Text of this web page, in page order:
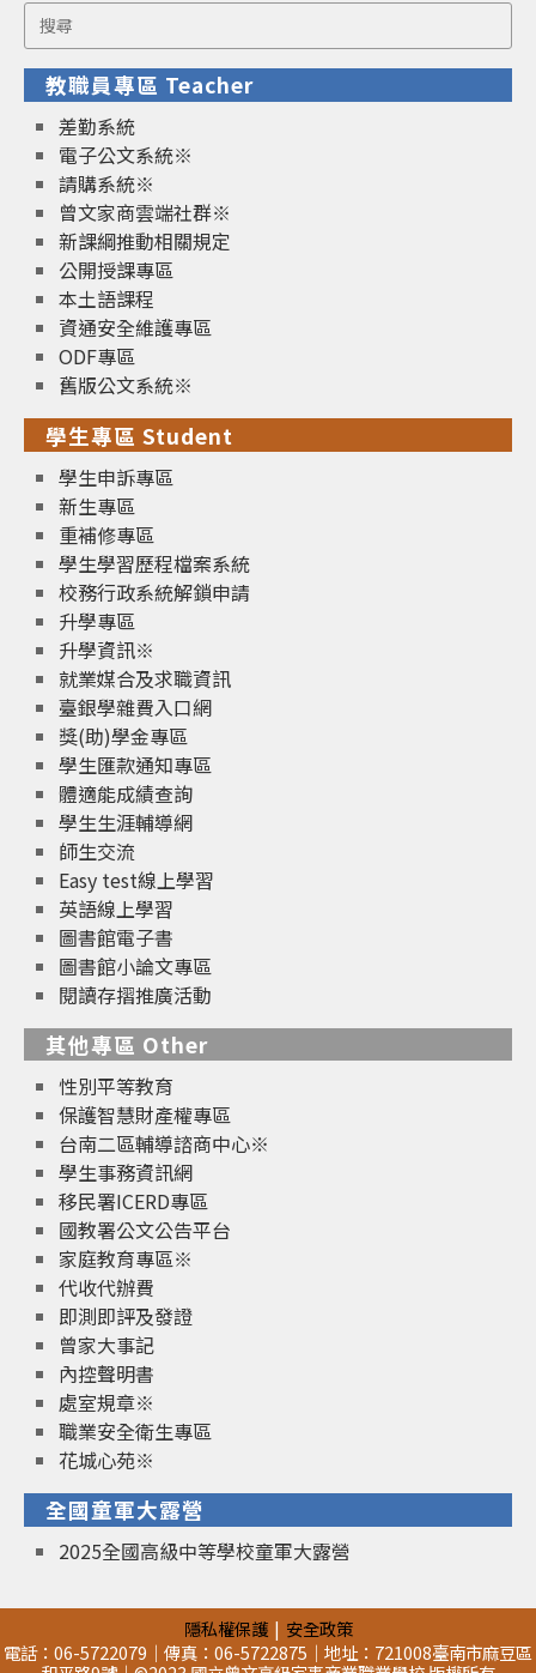
Search
for:
教職員專區 Teacher
差勤系統
電子公文系統※
請購系統※
曾文家商雲端社群※
新課綱推動相關規定
公開授課專區
本土語課程
資通安全維護專區
ODF專區
舊版公文系統※
學生專區 Student
學生申訴專區
新生專區
重補修專區
學生學習歷程檔案系統
校務行政系統解鎖申請
升學專區
升學資訊※
就業媒合及求職資訊
臺銀學雜費入口網
獎(助)學金專區
學生匯款通知專區
體適能成績查詢
學生生涯輔導網
師生交流
Easy test線上學習
英語線上學習
圖書館電子書
圖書館小論文專區
閱讀存摺推廣活動
其他專區 Other
性別平等教育
保護智慧財產權專區
台南二區輔導諮商中心※
學生事務資訊網
移民署ICERD專區
國教署公文公告平台
家庭教育專區※
代收代辦費
即測即評及發證
曾家大事記
內控聲明書
處室規章※
職業安全衛生專區
花城心苑※
全國童軍大露營
2025全國高級中等學校童軍大露營
隱私權保護
安全政策
電話：06-5722079｜傳真：06-5722875｜地址：721008臺南市麻豆區